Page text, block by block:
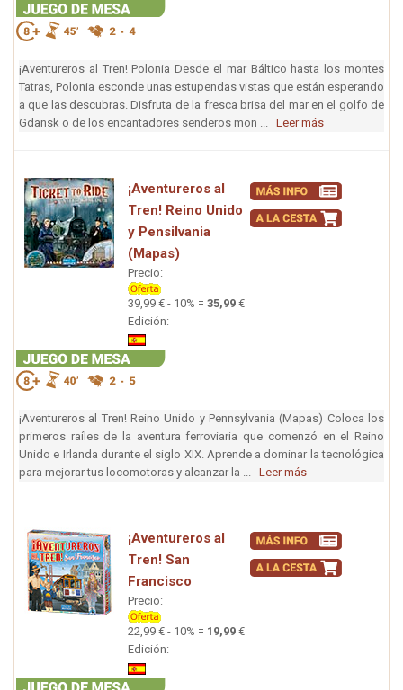
¡Aventureros al Tren! Polonia Desde el mar Báltico hasta los montes
Tatras, Polonia esconde unas estupendas vistas que están esperando
a que las descubras. Disfruta de la fresca brisa del mar en el golfo de
Gdansk o de los encantadores senderos mon ... Leer más
¡Aventureros al
Tren! Reino Unido
y Pensilvania
(Mapas)
Precio:
39,99 € - 10% = 35,99 €
Edición:
¡Aventureros al Tren! Reino Unido y Pennsylvania (Mapas) Coloca los
primeros raíles de la aventura ferroviaria que comenzó en el Reino
Unido e Irlanda durante el siglo XIX. Aprende a dominar la tecnológica
para mejorar tus locomotoras y alcanzar la ... Leer más
¡Aventureros al
Tren! San
Francisco
Precio:
22,99 € - 10% = 19,99 €
Edición: